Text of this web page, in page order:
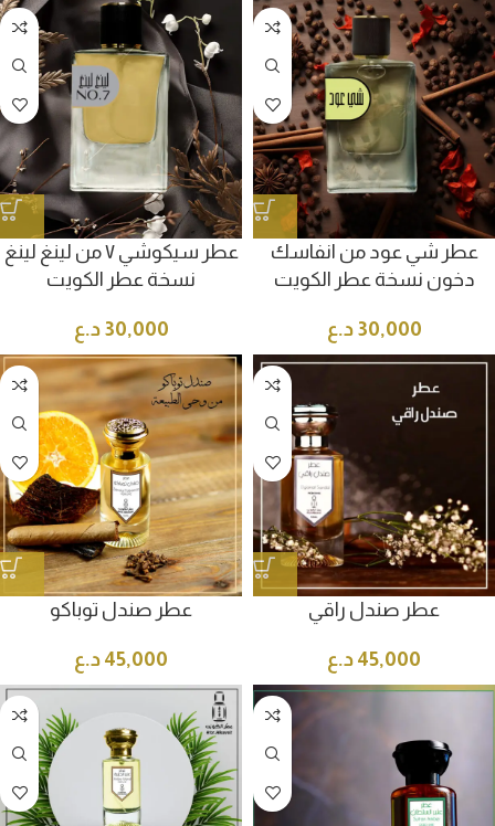
عطر سيكوشي ٧ من لينغ لينغ
نسخة عطر الكويت
30,000 د.ع
عطر شي عود من انفاسك
دخون نسخة عطر الكويت
30,000 د.ع
عطر صندل توباكو
45,000 د.ع
عطر صندل راقي
45,000 د.ع